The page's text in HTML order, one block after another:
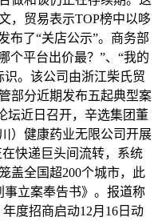
，贸易表示TOP榜中以哆
布了“关店公示”。商务部
个平台出价最？”、“我的
识。该公司由浙江柴氏贸
部分近期发布五起典型案
坛近日召开，辛选集团董
）健康药业无限公司开展
快递巨头间流转，系统
盖全国超200个城市，此
事立案奉告书》。报道称
度招商启动12月16日动